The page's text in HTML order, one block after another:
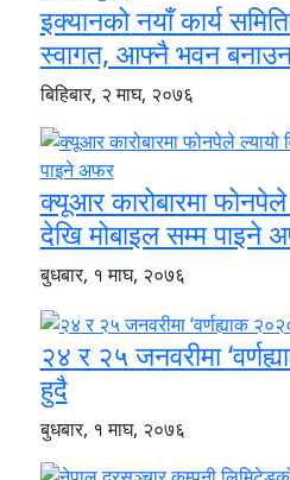
इक्यानको नयाँ कार्य
स्वागत, आफ्नै भवन
बिहिबार, २ माघ, २०७६
क्यूआर कारोबारमा
देखि मोबाइल सम्म पाइने
बुधबार, १ माघ, २०७६
२४ र २५ जनवरीमा
हुदै
बुधबार, १ माघ, २०७६